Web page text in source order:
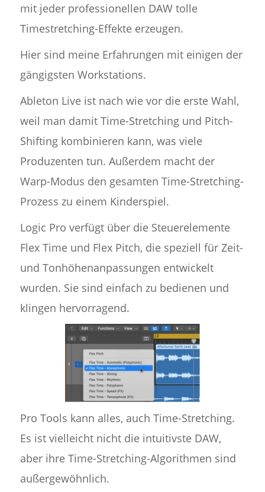
mit jeder professionellen DAW tolle
Timestretching-Effekte erzeugen.
Hier sind meine Erfahrungen mit einigen der
gängigsten Workstations.
Ableton Live ist nach wie vor die erste Wahl,
weil man damit Time-Stretching und Pitch-
Shifting kombinieren kann, was viele
Produzenten tun. Außerdem macht der
Warp-Modus den gesamten Time-Stretching-
Prozess zu einem Kinderspiel.
Logic Pro verfügt über die Steuerelemente
Flex Time und Flex Pitch, die speziell für Zeit-
und Tonhöhenanpassungen entwickelt
wurden. Sie sind einfach zu bedienen und
klingen hervorragend.
Pro Tools kann alles, auch Time-Stretching.
Es ist vielleicht nicht die intuitivste DAW,
aber ihre Time-Stretching-Algorithmen sind
außergewöhnlich.